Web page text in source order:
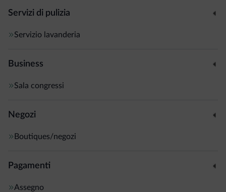
Servizi di pulizia
Servizio lavanderia
Business
Sala congressi
Negozi
Boutiques/negozi
Pagamenti
Assegno